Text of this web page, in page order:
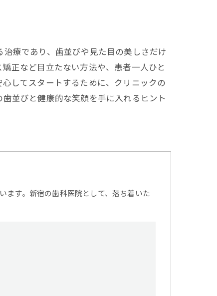
療であり、歯並びや見た目の美しさだけ
正など目立たない方法や、患者一人ひと
してスタートするために、クリニックの
並びと健康的な笑顔を手に入れるヒント
ます。新宿の歯科医院として、落ち着いた